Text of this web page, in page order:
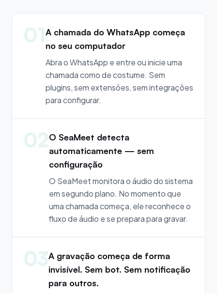
01A chamada do WhatsApp começa
no seu computador
Abra o WhatsApp e entre ou inicie uma
chamada como de costume. Sem
plugins, sem extensões, sem integrações
para configurar.
02O SeaMeet detecta
automaticamente — sem
configuração
O SeaMeet monitora o áudio do sistema
em segundo plano. No momento que
uma chamada começa, ele reconhece o
fluxo de áudio e se prepara para gravar.
03A gravação começa de forma
invisível. Sem bot. Sem notificação
para outros.